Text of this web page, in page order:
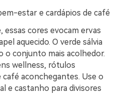
estar e cardápios de café
essas cores evocam ervas
aquecido. O verde sálvia
o conjunto mais acolhedor.
wellness, rótulos
café aconchegantes. Use o
e castanho para divisores